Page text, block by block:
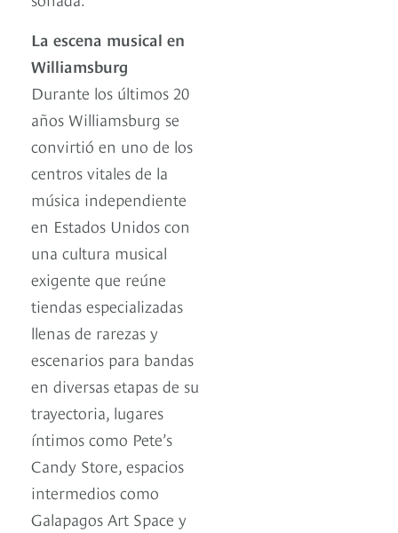
La escena musical en
Williamsburg
Durante los últimos 20
años Williamsburg se
convirtió en uno de los
centros vitales de la
música independiente
en Estados Unidos con
una cultura musical
exigente que reúne
tiendas especializadas
llenas de rarezas y
escenarios para bandas
en diversas etapas de su
trayectoria, lugares
íntimos como Pete’s
Candy Store, espacios
intermedios como
Galapagos Art Space y